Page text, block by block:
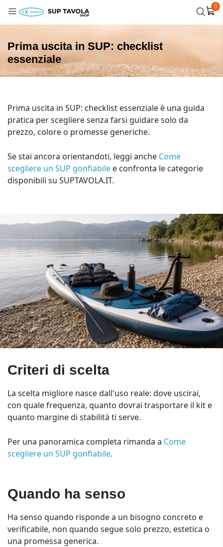
0
Prima uscita in SUP: checklist
essenziale
Prima uscita in SUP: checklist essenziale è una guida
pratica per scegliere senza farsi guidare solo da
prezzo, colore o promesse generiche.
Se stai ancora orientandoti, leggi anche Come
scegliere un SUP gonfiabile e confronta le categorie
disponibili su SUPTAVOLA.IT.
Criteri di scelta
La scelta migliore nasce dall'uso reale: dove uscirai,
con quale frequenza, quanto dovrai trasportare il kit e
quanto margine di stabilità ti serve.
Per una panoramica completa rimanda a Come
scegliere un SUP gonfiabile.
Quando ha senso
Ha senso quando risponde a un bisogno concreto e
verificabile, non quando segue solo prezzo, estetica o
una promessa generica.